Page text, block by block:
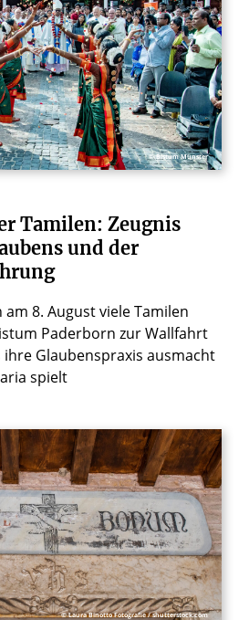
© Bistum Münster
Tamilen: Zeugnis
und der
8. August viele Tamilen
Paderborn zur Wallfahrt
ihre Glaubenspraxis ausmacht
spielt
© Laura Binotto Fotografie / shutterstock.com